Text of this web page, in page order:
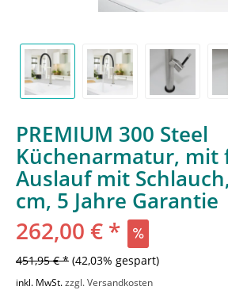
PREMIUM 300 Steel
Küchenarmatur, mit
Auslauf mit
cm, 5 Jahre Garantie
262,00 € *
451,95 € * (42,03% gespart)
inkl. MwSt.zzgl. Versandkosten